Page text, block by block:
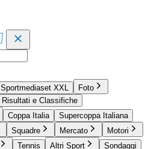
Sportmediaset XXL
Foto
Risultati e Classifiche
Coppa Italia
Supercoppa Italiana
Squadre Mercato
Motori
Tennis Altri Sport
Sondaggi